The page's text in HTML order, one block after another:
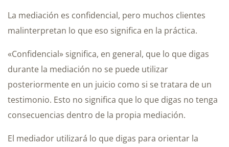
La mediación es confidencial, pero muchos clientes
malinterpretan lo que eso significa en la práctica.
«Confidencial» significa, en general, que lo que digas
durante la mediación no se puede utilizar
posteriormente en un juicio como si se tratara de un
testimonio. Esto no significa que lo que digas no tenga
consecuencias dentro de la propia mediación.
El mediador utilizará lo que digas para orientar la